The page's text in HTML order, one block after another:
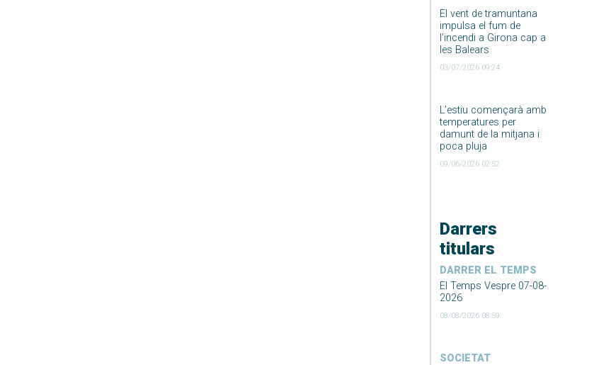
El vent de tramuntana
impulsa el fum de
l’incendi a Girona cap a
les Balears
03/07/2026 09:24
L’estiu començarà amb
temperatures per
damunt de la mitjana i
poca pluja
09/06/2026 02:52
Darrers
titulars
DARRER EL TEMPS
El Temps Vespre 07-08-
2026
08/08/2026 08:59
SOCIETAT